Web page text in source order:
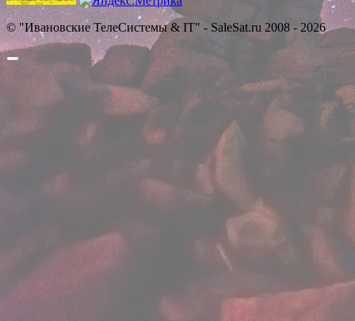
© "Ивановские ТелеСистемы & IT" - SaleSat.ru 2008 - 2026
Прокрутить